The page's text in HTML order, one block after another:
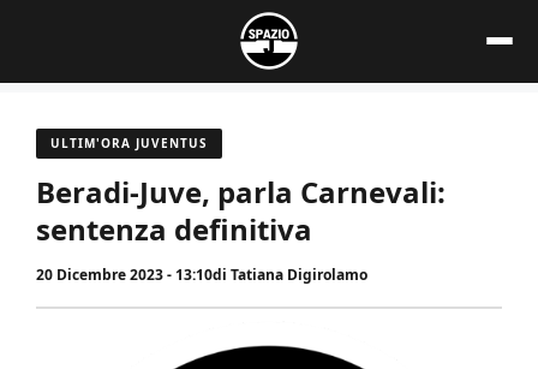
contenuto
ULTIM'ORA JUVENTUS
Beradi-Juve, parla Carnevali:
sentenza definitiva
20 Dicembre 2023 - 13:10di Tatiana Digirolamo